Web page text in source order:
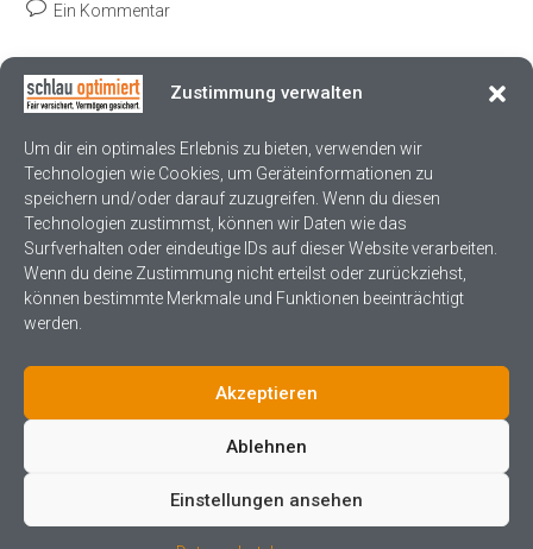
Zustimmung verwalten
Um dir ein optimales Erlebnis zu bieten, verwenden wir
Technologien wie Cookies, um Geräteinformationen zu
speichern und/oder darauf zuzugreifen. Wenn du diesen
Technologien zustimmst, können wir Daten wie das
Surfverhalten oder eindeutige IDs auf dieser Website verarbeiten.
Wenn du deine Zustimmung nicht erteilst oder zurückziehst,
können bestimmte Merkmale und Funktionen beeinträchtigt
werden.
Akzeptieren
Ablehnen
Einstellungen ansehen
Ein Kommentar
then start writing!
Weiterlesen